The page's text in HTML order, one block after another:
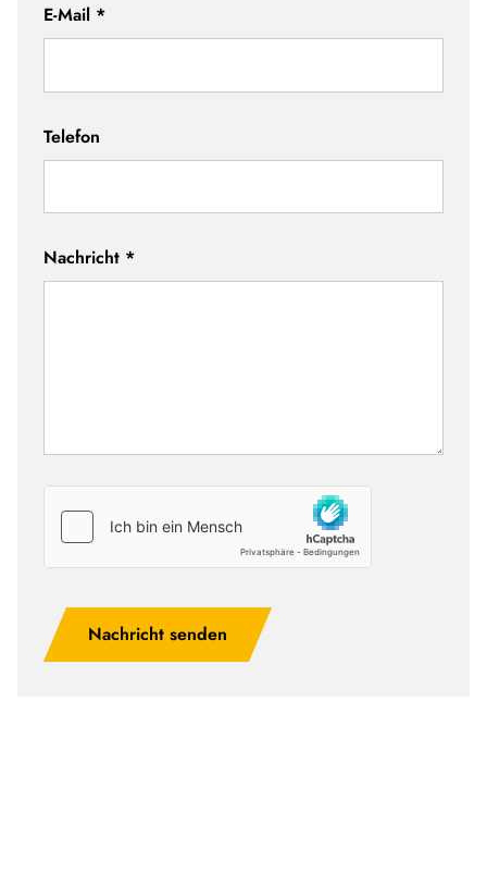
E-Mail *
Telefon
Nachricht *
Nachricht senden